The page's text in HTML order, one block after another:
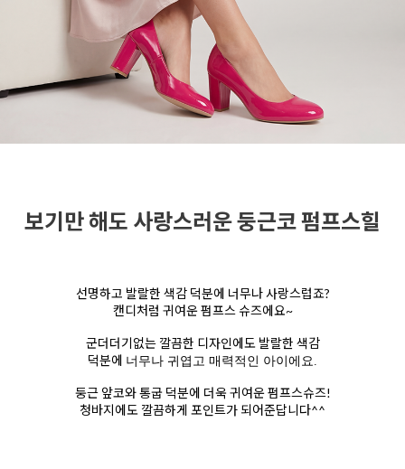
보기만 해도 사랑스러운 둥근코 펌프스힐
선명하고 발랄한 색감 덕분에 너무나 사랑스럽죠?
캔디처럼 귀여운 펌프스 슈즈에요~
군더더기없는 깔끔한 디자인에도 발랄한 색감
덕분에 너무나 귀엽고 매력적인 아이에요.
둥근 앞코와 통굽 덕분에 더욱 귀여운 펌프스슈즈!
청바지에도 깔끔하게 포인트가 되어준답니다^^